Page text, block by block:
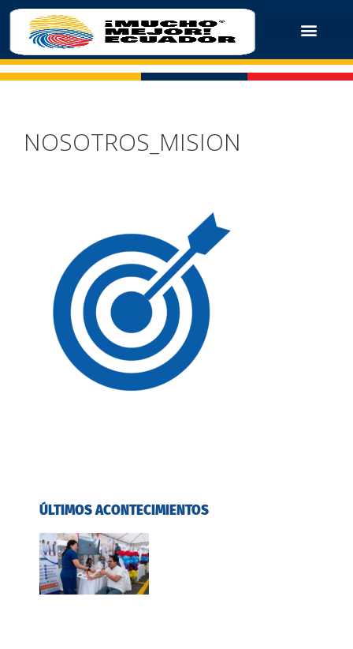
NOSOTROS_MISION
ÚLTIMOS ACONTECIMIENTOS